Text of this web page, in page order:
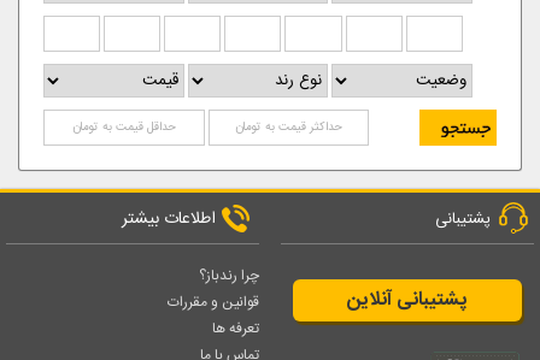
پشتیبانی
پشتیبانی آنلاین
اطلاعات بیشتر
چرا رندباز؟
قوانین و مقررات
تعرفه ها
تماس با ما